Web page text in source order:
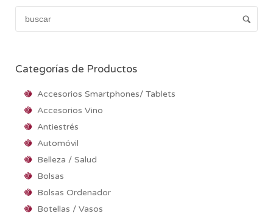
Categorías de Productos
Accesorios Smartphones/ Tablets
Accesorios Vino
Antiestrés
Automóvil
Belleza / Salud
Bolsas
Bolsas Ordenador
Botellas / Vasos